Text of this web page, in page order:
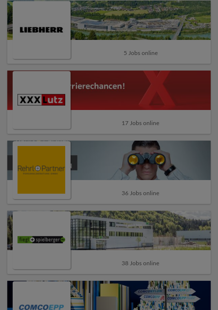
5 Jobs online
17 Jobs online
36 Jobs online
38 Jobs online